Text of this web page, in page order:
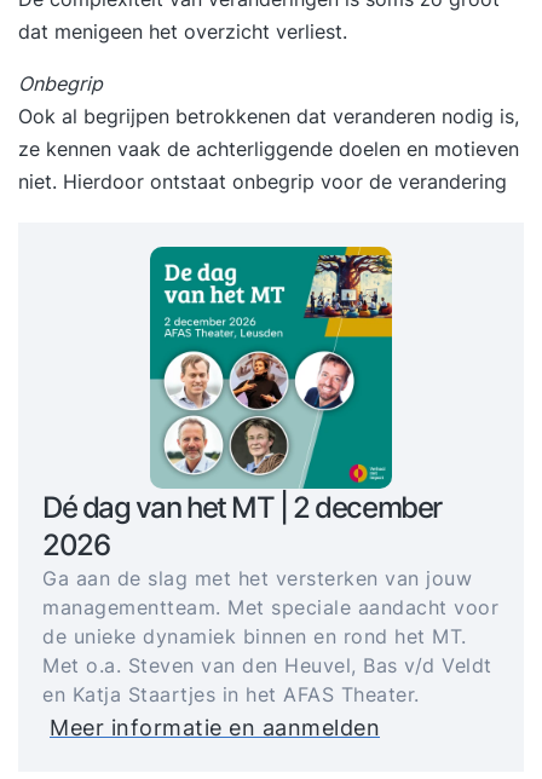
dat menigeen het overzicht verliest.
Onbegrip
Ook al begrijpen betrokkenen dat veranderen nodig is,
ze kennen vaak de achterliggende doelen en motieven
niet. Hierdoor ontstaat onbegrip voor de verandering
Dé dag van het MT | 2 december
2026
Ga aan de slag met het versterken van jouw
managementteam. Met speciale aandacht voor
de unieke dynamiek binnen en rond het MT.
Met o.a. Steven van den Heuvel, Bas v/d Veldt
en Katja Staartjes in het AFAS Theater.
Meer informatie en aanmelden